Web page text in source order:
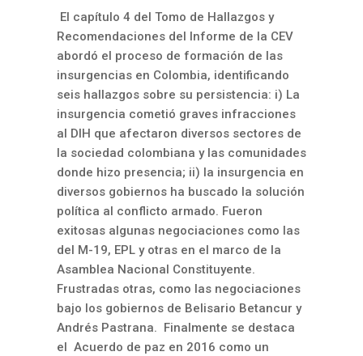
El capítulo 4 del Tomo de Hallazgos y
Recomendaciones del Informe de la CEV
abordó el proceso de formación de las
insurgencias en Colombia, identificando
seis hallazgos sobre su persistencia: i) La
insurgencia cometió graves infracciones
al DIH que afectaron diversos sectores de
la sociedad colombiana y las comunidades
donde hizo presencia; ii) la insurgencia en
diversos gobiernos ha buscado la solución
política al conflicto armado. Fueron
exitosas algunas negociaciones como las
del M-19, EPL y otras en el marco de la
Asamblea Nacional Constituyente.
Frustradas otras, como las negociaciones
bajo los gobiernos de Belisario Betancur y
Andrés Pastrana. Finalmente se destaca
el Acuerdo de paz en 2016 como un